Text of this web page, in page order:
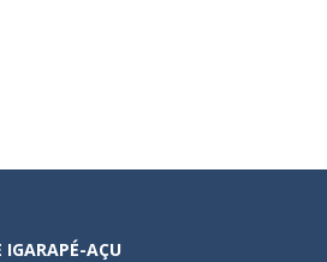
IGARAPÉ-AÇU